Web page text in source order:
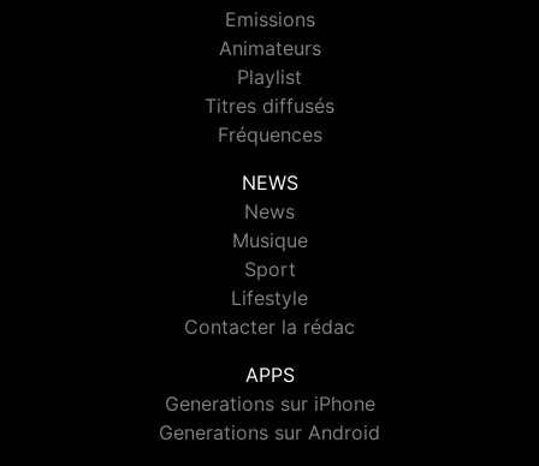
Emissions
Animateurs
Playlist
Titres diffusés
Fréquences
NEWS
News
Musique
Sport
Lifestyle
Contacter la rédac
APPS
Generations sur iPhone
Generations sur Android